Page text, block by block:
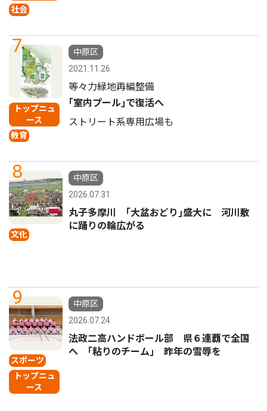
社会
7
トップニュ
ース
教育
中原区
2021.11.26
等々力緑地再編整備
｢室内プール｣で復活へ
ストリート系専用広場も
8
文化
中原区
2026.07.31
丸子多摩川 ｢大盆おどり｣盛大に 河川敷
に踊りの輪広がる
9
スポーツ
トップニュ
ース
中原区
2026.07.24
法政二高ハンドボール部 県６連覇で全国
へ ｢粘りのチーム｣ 昨年の雪辱を